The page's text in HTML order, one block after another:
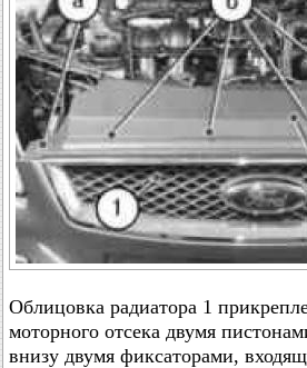
Облицовка радиатора 1
моторного отсека двумя
внизу двумя фиксаторами,